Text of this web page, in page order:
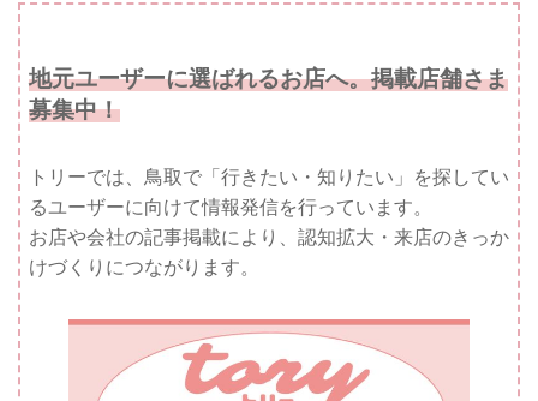
地元ユーザーに選ばれるお店へ。掲載店舗さま
募集中！
トリーでは、鳥取で「行きたい・知りたい」を探してい
るユーザーに向けて情報発信を行っています。
お店や会社の記事掲載により、認知拡大・来店のきっか
けづくりにつながります。